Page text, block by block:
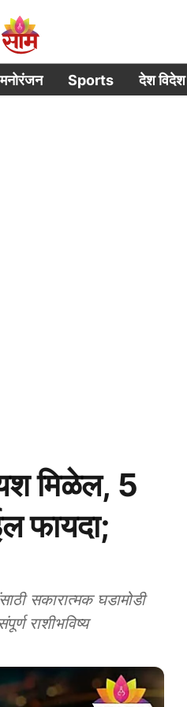
मनोरंजन Sports देश विदेश
मिळेल, 5
फायदा;
सकारात्मक घडामोडी
राशीभविष्य